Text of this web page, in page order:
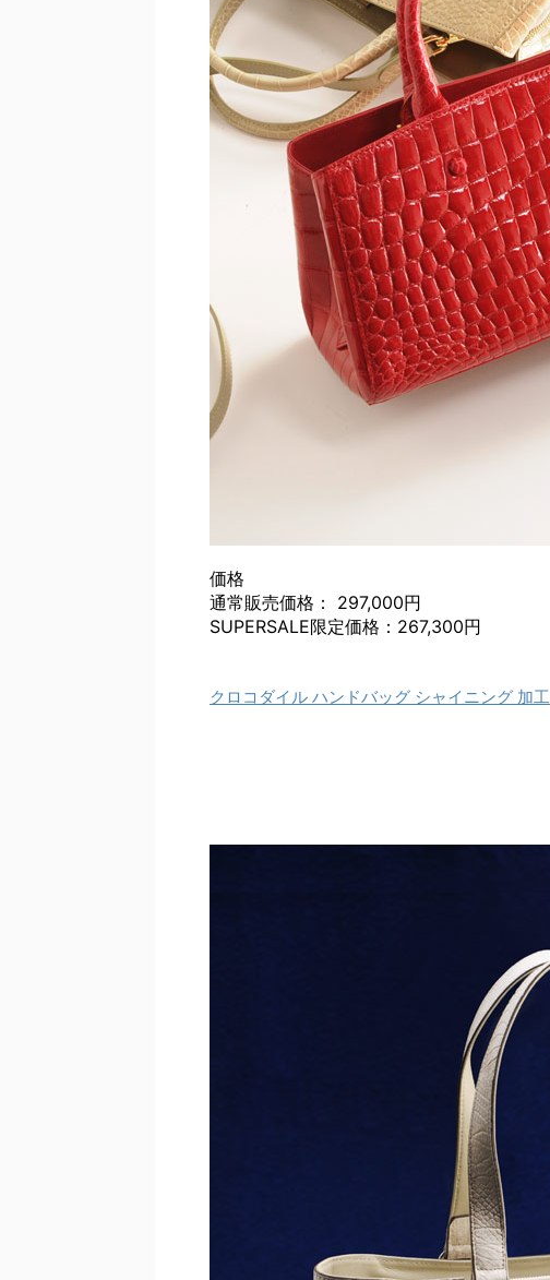
価格
通常販売価格： 297,000円
SUPERSALE限定価格：267,300円
クロコダイル ハンドバッグ シャイニング 加工